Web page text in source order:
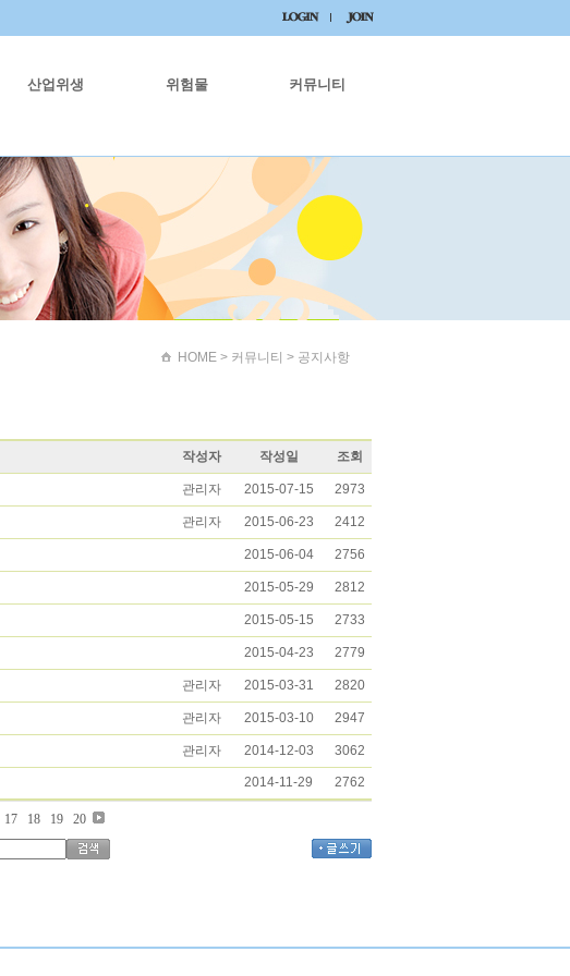
산업위생 위험물 커뮤니티
HOME > 커뮤니티 > 공지사항
작성자 작성일 조회
관리자 2015-07-15 2973
관리자 2015-06-23 2412
2015-06-04 2756
2015-05-29 2812
2015-05-15 2733
2015-04-23 2779
관리자 2015-03-31 2820
관리자 2015-03-10 2947
관리자 2014-12-03 3062
2014-11-29 2762
17 18 19 20